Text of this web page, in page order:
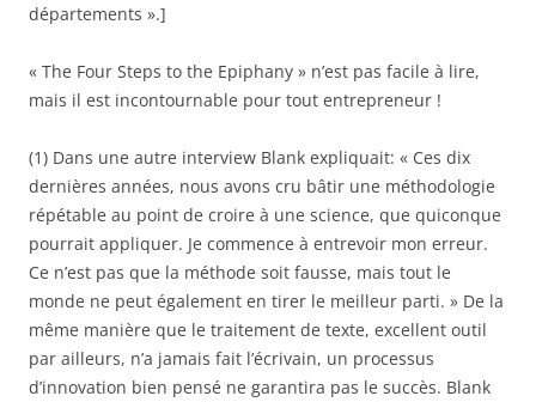
départements ».]
« The Four Steps to the Epiphany » n’est pas facile à lire,
mais il est incontournable pour tout entrepreneur !
(1) Dans une autre interview Blank expliquait: « Ces dix
dernières années, nous avons cru bâtir une méthodologie
répétable au point de croire à une science, que quiconque
pourrait appliquer. Je commence à entrevoir mon erreur.
Ce n’est pas que la méthode soit fausse, mais tout le
monde ne peut également en tirer le meilleur parti. » De la
même manière que le traitement de texte, excellent outil
par ailleurs, n’a jamais fait l’écrivain, un processus
d’innovation bien pensé ne garantira pas le succès. Blank